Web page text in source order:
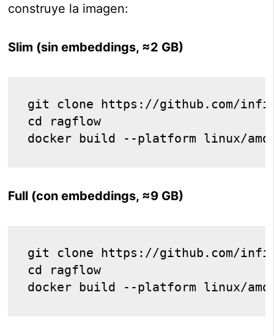
construye la imagen:
Slim (sin embeddings, ≈2 GB)
git clone https://github.com/
cd ragflow
Full (con embeddings, ≈9 GB)
git clone https://github.com/
cd ragflow